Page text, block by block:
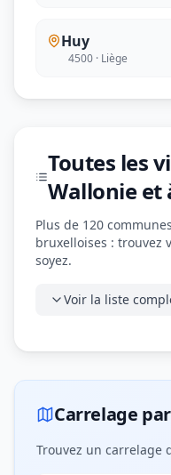
Huy
4500 · Liège
Toutes les
Wallonie et
Plus de 120
bruxelloises : trouvez
soyez.
Voir la liste
Carrelage
Trouvez un carrelage